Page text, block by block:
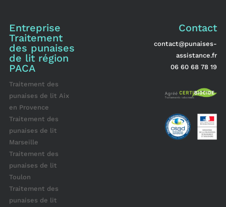
Entreprise
Traitement
des punaises
de lit région
PACA
Traitement des
punaises de lit Aix
en Provence
Traitement des
punaises de lit
Marseille
Traitement des
punaises de lit
Toulon
Traitement des
punaises de lit
Contact
contact@punaises-
assistance.fr
06 60 68 78 19